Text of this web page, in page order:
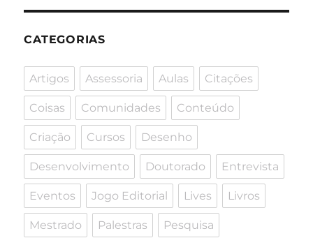
CATEGORIAS
Artigos Assessoria Aulas Citações
Coisas Comunidades Conteúdo
Criação Cursos Desenho
Desenvolvimento Doutorado Entrevista
Eventos Jogo Editorial Lives Livros
Mestrado Palestras Pesquisa